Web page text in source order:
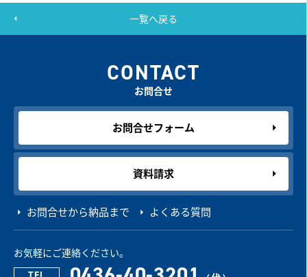
一覧へ戻る
CONTACT
お問合せ
お問合せフォーム
資料請求
お問合せから納品まで よくある質問
お気軽にご連絡ください。